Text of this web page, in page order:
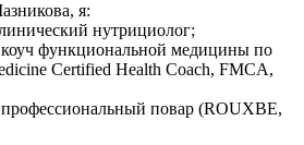
я:
нутрициолог;
функциональной медицины по
Certified Health Coach, FMCA,
повар (ROUXBE,